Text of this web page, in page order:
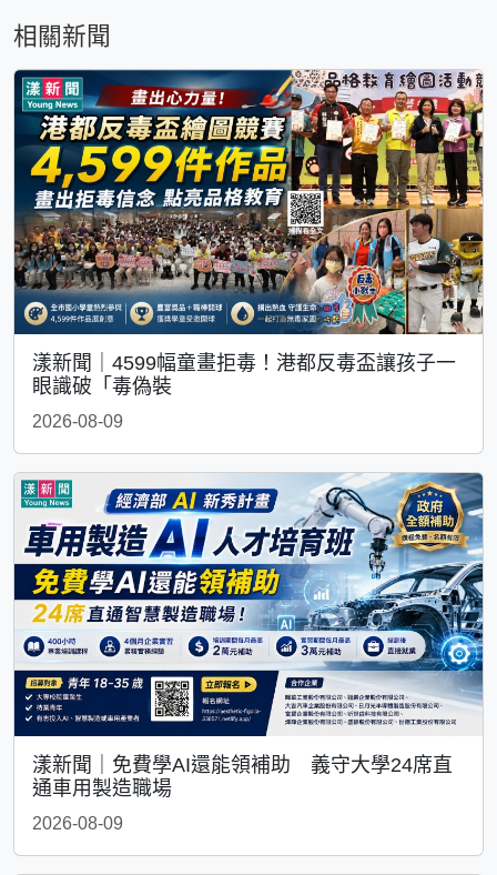
相關新聞
漾新聞｜4599幅童畫拒毒！港都反毒盃讓孩子一
眼識破「毒偽裝
2026-08-09
漾新聞｜免費學AI還能領補助 義守大學24席直
通車用製造職場
2026-08-09